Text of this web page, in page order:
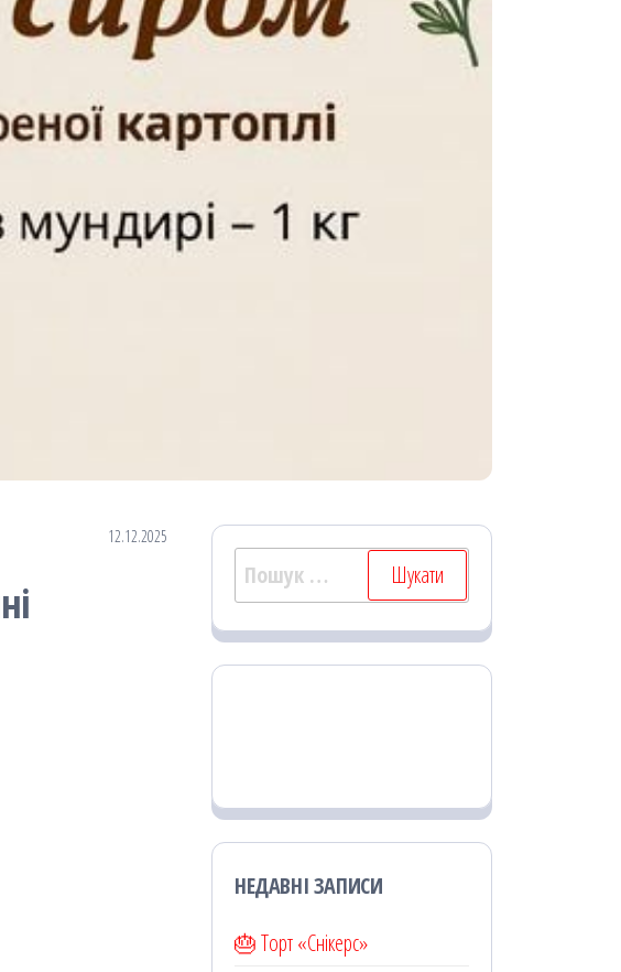
12.12.2025
Пошук:
НЕДАВНІ ЗАПИСИ
🎂 Торт «Снікерс»